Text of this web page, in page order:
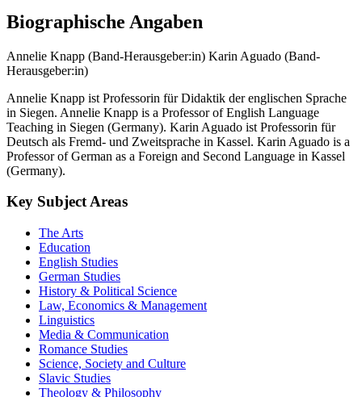
Biographische Angaben
Annelie Knapp (Band-Herausgeber:in) Karin Aguado (Band-
Herausgeber:in)
Annelie Knapp ist Professorin für Didaktik der englischen Sprache
in Siegen. Annelie Knapp is a Professor of English Language
Teaching in Siegen (Germany). Karin Aguado ist Professorin für
Deutsch als Fremd- und Zweitsprache in Kassel. Karin Aguado is a
Professor of German as a Foreign and Second Language in Kassel
(Germany).
Key Subject Areas
The Arts
Education
English Studies
German Studies
History & Political Science
Law, Economics & Management
Linguistics
Media & Communication
Romance Studies
Science, Society and Culture
Slavic Studies
Theology & Philosophy